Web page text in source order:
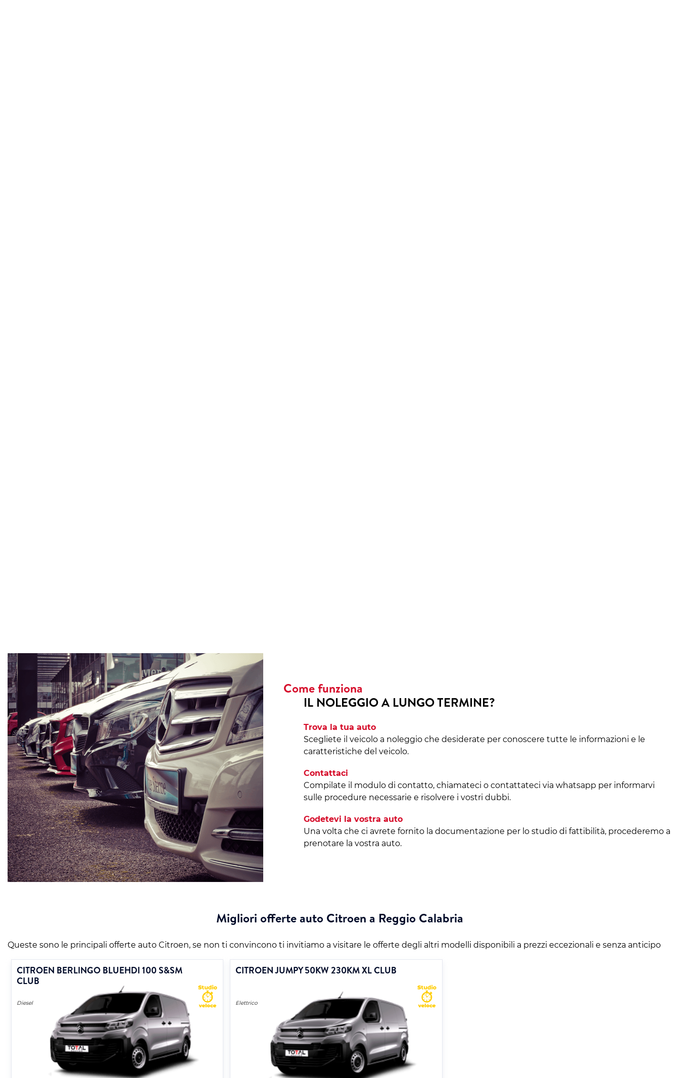
Come funziona
IL NOLEGGIO A LUNGO TERMINE?
Trova la tua auto
Scegliete il veicolo a noleggio che desiderate per conoscere tutte le informazioni e le
caratteristiche del veicolo.
Contattaci
Compilate il modulo di contatto, chiamateci o contattateci via whatsapp per informarvi
sulle procedure necessarie e risolvere i vostri dubbi.
Godetevi la vostra auto
Una volta che ci avrete fornito la documentazione per lo studio di fattibilità, procederemo a
prenotare la vostra auto.
Migliori offerte auto Citroen a Reggio Calabria
Queste sono le principali offerte auto Citroen, se non ti convincono ti invitiamo a visitare le offerte degli altri modelli disponibili a prezzi eccezionali e senza anticipo
CITROEN BERLINGO BLUEHDI 100 S&SM
CLUB
Diesel
CITROEN JUMPY 50KW 230KM XL CLUB
Elettrico